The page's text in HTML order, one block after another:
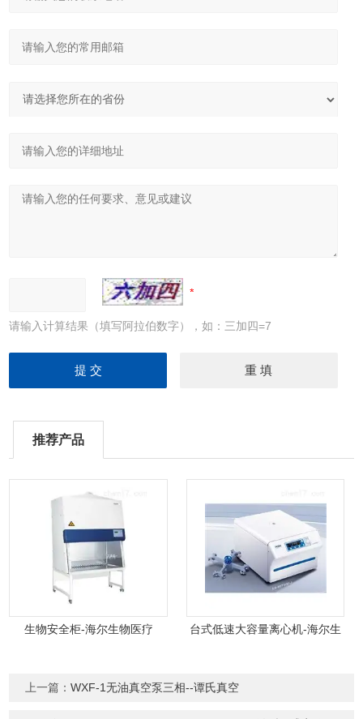
请输入计算结果（填写阿拉伯数字），如：三加四=7
推荐产品
生物安全柜-海尔生物医疗
台式低速大容量离心机-海尔生
上一篇：WXF-1无油真空泵三相--谭氏真空